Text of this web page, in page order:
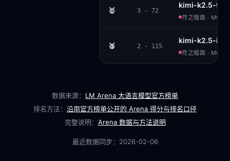
🥇 3 - 72
kimi-k2.5-
月之暗面 ·
🥈 2 - 115
kimi-k2.5-
月之暗面 ·
数据来源： LM Arena 大语言模型官方榜单
排名方法： 沿用官方榜单公开的 Arena 得分与排名口径
完整说明： Arena 数据与方法说明
最近数据同步： 2026-02-06